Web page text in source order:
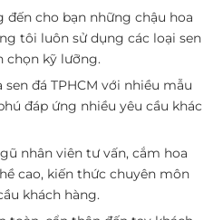
cho bạn những chậu hoa
tôi luôn sử dụng các loại sen
chọn kỹ lưỡng.
sen đá TPHCM với nhiều mẫu
đáp ứng nhiều yêu cầu khác
nhân viên tư vấn, cắm hoa
cao, kiến thức chuyên môn
cầu khách hàng.